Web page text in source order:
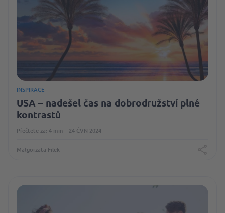
INSPIRACE
USA – nadešel čas na dobrodružství plné
kontrastů
Přečtete za: 4 min 24 ČVN 2024
Małgorzata Filek